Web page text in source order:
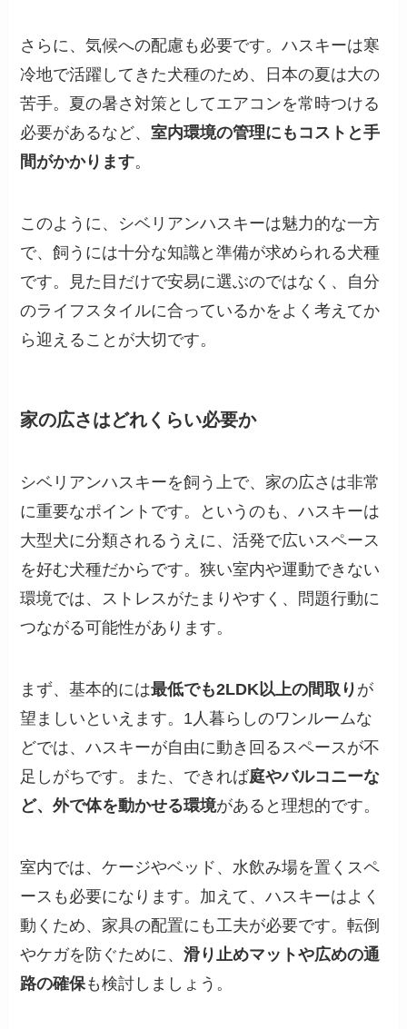
さらに、気候への配慮も必要です。ハスキーは寒
冷地で活躍してきた犬種のため、日本の夏は大の
苦手。夏の暑さ対策としてエアコンを常時つける
必要があるなど、室内環境の管理にもコストと手
間がかかります。
このように、シベリアンハスキーは魅力的な一方
で、飼うには十分な知識と準備が求められる犬種
です。見た目だけで安易に選ぶのではなく、自分
のライフスタイルに合っているかをよく考えてか
ら迎えることが大切です。
家の広さはどれくらい必要か
シベリアンハスキーを飼う上で、家の広さは非常
に重要なポイントです。というのも、ハスキーは
大型犬に分類されるうえに、活発で広いスペース
を好む犬種だからです。狭い室内や運動できない
環境では、ストレスがたまりやすく、問題行動に
つながる可能性があります。
まず、基本的には最低でも2LDK以上の間取り が
望ましいといえます。1人暮らしのワンルームな
どでは、ハスキーが自由に動き回るスペースが不
足しがちです。また、できれば庭やバルコニーな
ど、外で体を動かせる環境があると理想的です。
室内では、ケージやベッド、水飲み場を置くスペ
ースも必要になります。加えて、ハスキーはよく
動くため、家具の配置にも工夫が必要です。転倒
やケガを防ぐために、滑り止めマットや広めの通
路の確保も検討しましょう。